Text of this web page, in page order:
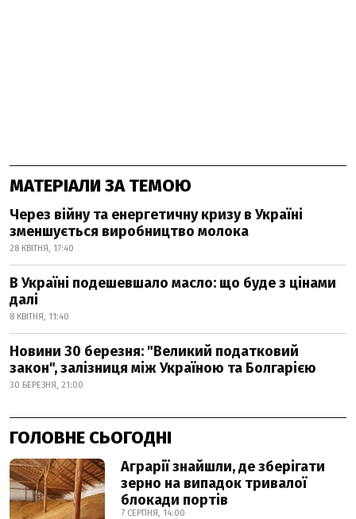
МАТЕРІАЛИ ЗА ТЕМОЮ
Через війну та енергетичну кризу в Україні
зменшується виробництво молока
28 КВІТНЯ, 17:40
В Україні подешевшало масло: що буде з цінами
далі
8 КВІТНЯ, 11:40
Новини 30 березня: "Великий податковий
закон", залізниця між Україною та Болгарією
30 БЕРЕЗНЯ, 21:00
ГОЛОВНЕ СЬОГОДНІ
Аграрії знайшли, де зберігати
зерно на випадок тривалої
блокади портів
7 СЕРПНЯ, 14:00